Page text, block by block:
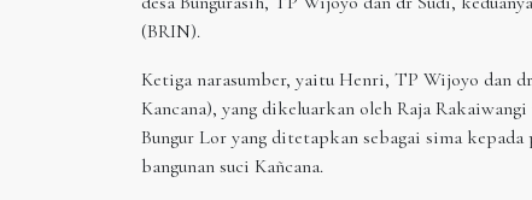
(BRIN).
Ketiga narasumber, yaitu Henri, TP Wijoyo dan
Kancana), yang dikeluarkan oleh Raja
Bungur Lor yang ditetapkan sebagai sima
bangunan suci Kañcana.